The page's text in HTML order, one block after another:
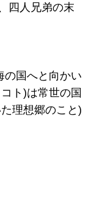
四人兄弟の末
の国へと向かい
ト)は常世の国
理想郷のこと)